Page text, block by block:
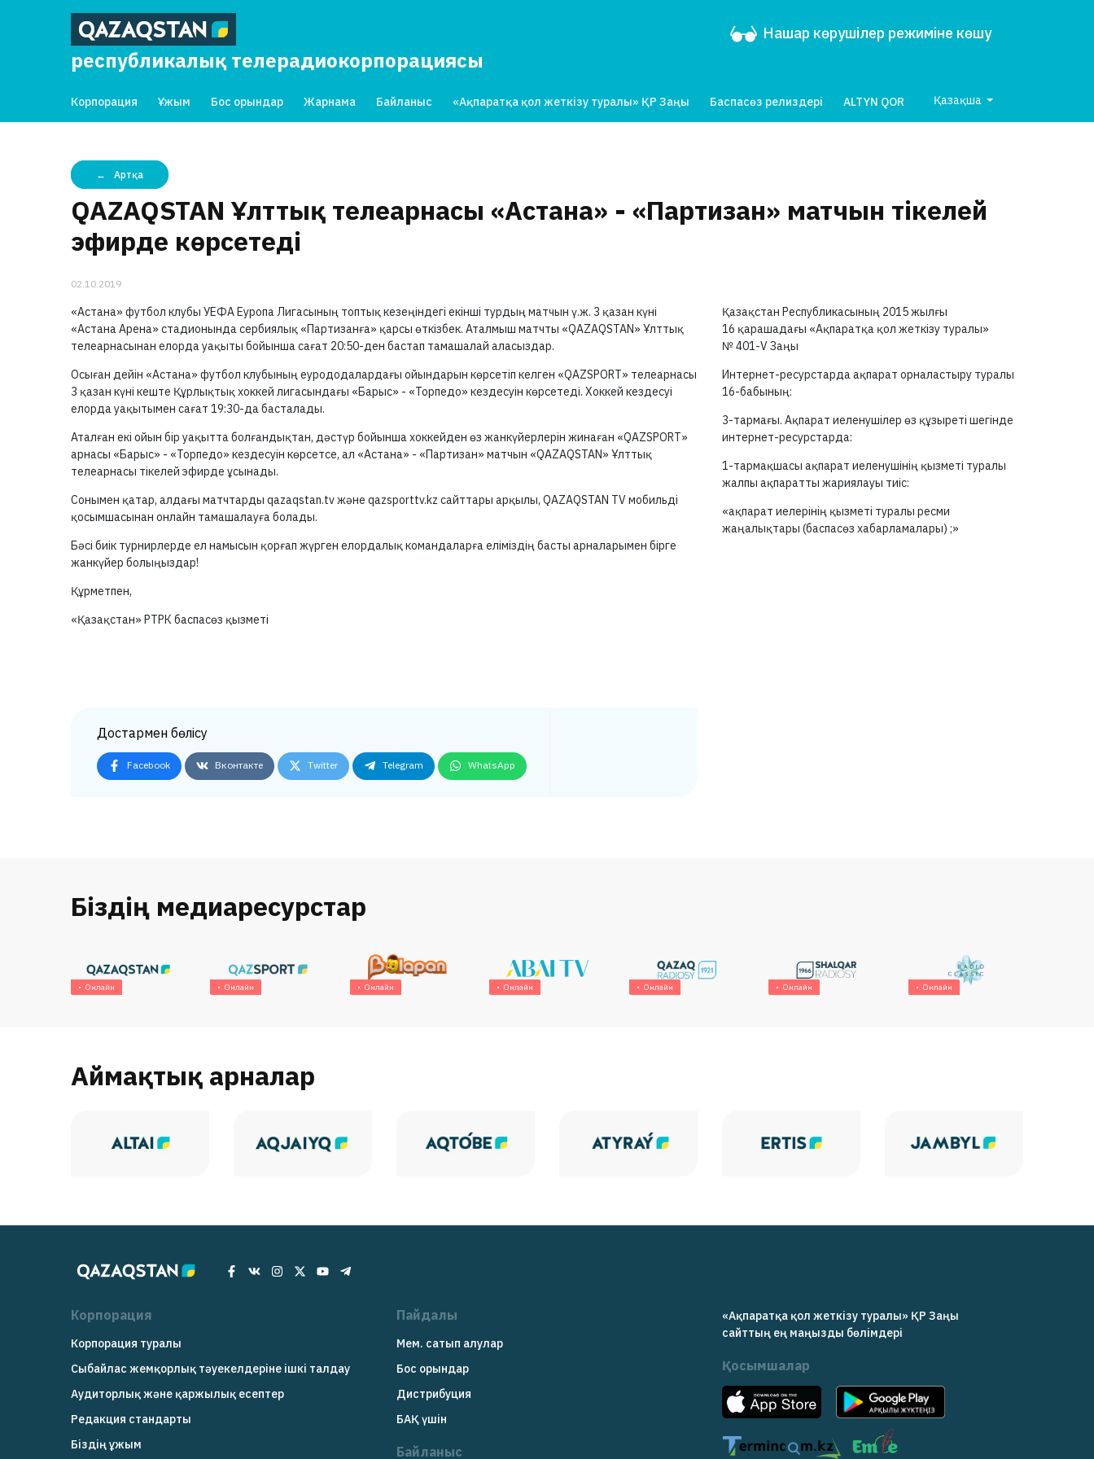
республикалық телерадиокорпорациясы
Нашар көрушілер режиміне көшу
Корпорация Ұжым Бос орындар Жарнама Байланыс «Ақпаратқа қол жеткізу туралы» ҚР Заңы Баспасөз релиздері ALTYN QOR Қазақша
Артқа
QAZAQSTAN Ұлттық телеарнасы «Астана» - «Партизан» матчын тікелей
эфирде көрсетеді
02.10.2019
«Астана» футбол клубы УЕФА Еуропа Лигасының топтық кезеңіндегі екінші турдың матчын ү.ж. 3 қазан күні
«Астана Арена» стадионында сербиялық «Партизанға» қарсы өткізбек. Аталмыш матчты «QAZAQSTAN» Ұлттық
телеарнасынан елорда уақыты бойынша сағат 20:50-ден бастап тамашалай аласыздар.
Осыған дейін «Астана» футбол клубының еурододалардағы ойындарын көрсетіп келген «QAZSPORT» телеарнасы
3 қазан күні кеште Құрлықтық хоккей лигасындағы «Барыс» - «Торпедо» кездесуін көрсетеді. Хоккей кездесуі
елорда уақытымен сағат 19:30-да басталады.
Аталған екі ойын бір уақытта болғандықтан, дәстүр бойынша хоккейден өз жанкүйерлерін жинаған «QAZSPORT»
арнасы «Барыс» - «Торпедо» кездесуін көрсетсе, ал «Астана» - «Партизан» матчын «QAZAQSTAN» Ұлттық
телеарнасы тікелей эфирде ұсынады.
Сонымен қатар, алдағы матчтарды qazaqstan.tv және qazsporttv.kz cайттары арқылы, QAZAQSTAN TV мобильді
қосымшасынан онлайн тамашалауға болады.
Бәсі биік турнирлерде ел намысын қорғап жүрген елордалық командаларға еліміздің басты арналарымен бірге
жанкүйер болыңыздар!
Құрметпен,
«Қазақстан» РТРК баспасөз қызметі
Достармен бөлісу
Facebook Вконтакте Twitter Telegram WhatsApp
Қазақстан Республикасының 2015 жылғы
16 қарашадағы «Ақпаратқа қол жеткізу туралы»
№ 401-V Заңы
Интернет-ресурстарда ақпарат орналастыру туралы
16-бабының:
3-тармағы. Ақпарат иеленушілер өз құзыреті шегінде
интернет-ресурстарда:
1-тармақшасы ақпарат иеленушінің қызметі туралы
жалпы ақпаратты жариялауы тиіс:
«ақпарат иелерінің қызметі туралы ресми
жаңалықтары (баспасөз хабарламалары) ;»
Біздің медиаресурстар
Онлайн Онлайн Онлайн Онлайн Онлайн Онлайн Онлайн
Аймақтық арналар
Корпорация
Корпорация туралы
Сыбайлас жемқорлық тәуекелдеріне ішкі талдау
Аудиторлық және қаржылық есептер
Редакция cтандарты
Біздің ұжым
Пайдалы
Мем. сатып алулар
Бос орындар
Дистрибуция
БАҚ үшін
Байланыс
«Ақпаратқа қол жеткізу туралы» ҚР Заңы
cайттың ең маңызды бөлімдері
Қосымшалар